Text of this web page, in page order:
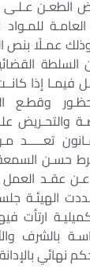
عـلـى
للمـواد
عمـلًا بنص
فيمـا إذا
وقطـع
والتحـريض
تعـــــد
حسـن
عـن عقـد
الهيئـة
ارتأت
بالشرف
نهائي